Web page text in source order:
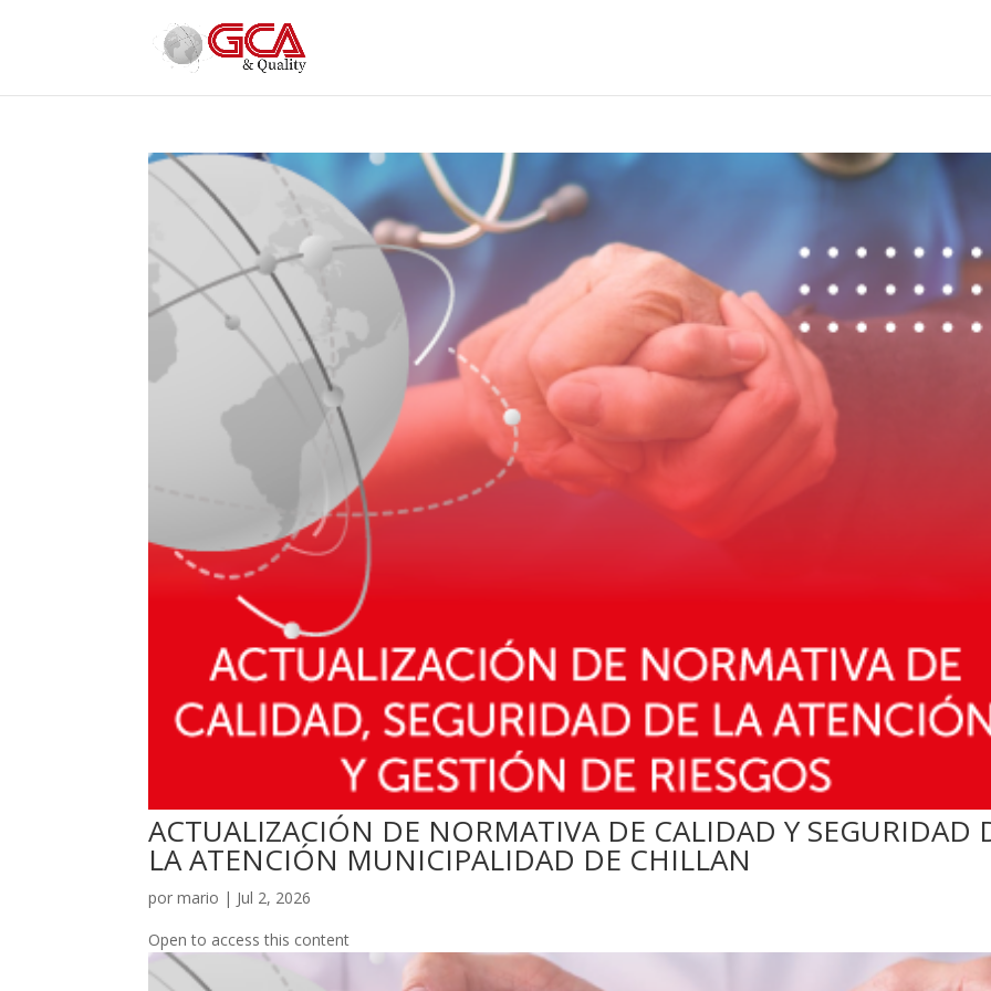
ACTUALIZACIÓN DE NORMATIVA DE CALIDAD Y SEGURIDAD
LA ATENCIÓN MUNICIPALIDAD DE CHILLAN
pormario | Jul 2, 2026
Open to access this content